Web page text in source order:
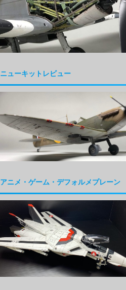
ニューキットレビュー
アニメ・ゲーム・デフォルメプレーン